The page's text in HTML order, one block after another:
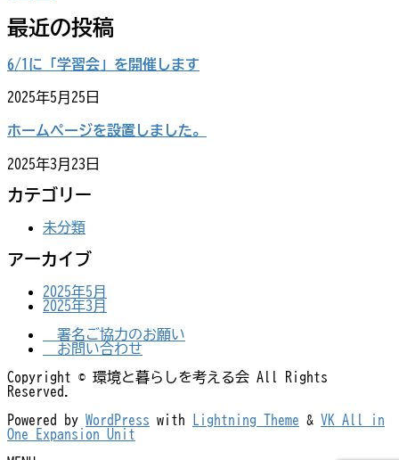
最近の投稿
6/1に「学習会」を開催します
2025年5月25日
ホームページを設置しました。
2025年3月23日
カテゴリー
未分類
アーカイブ
2025年5月
2025年3月
署名ご協力のお願い
お問い合わせ
Copyright © 環境と暮らしを考える会 All Rights
Reserved.
Powered by WordPress with Lightning Theme & VK All in
One Expansion Unit